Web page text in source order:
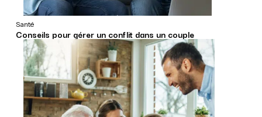
Santé
Conseils pour gérer un conflit dans un couple